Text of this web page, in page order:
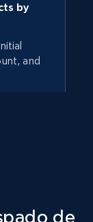
by
and
de